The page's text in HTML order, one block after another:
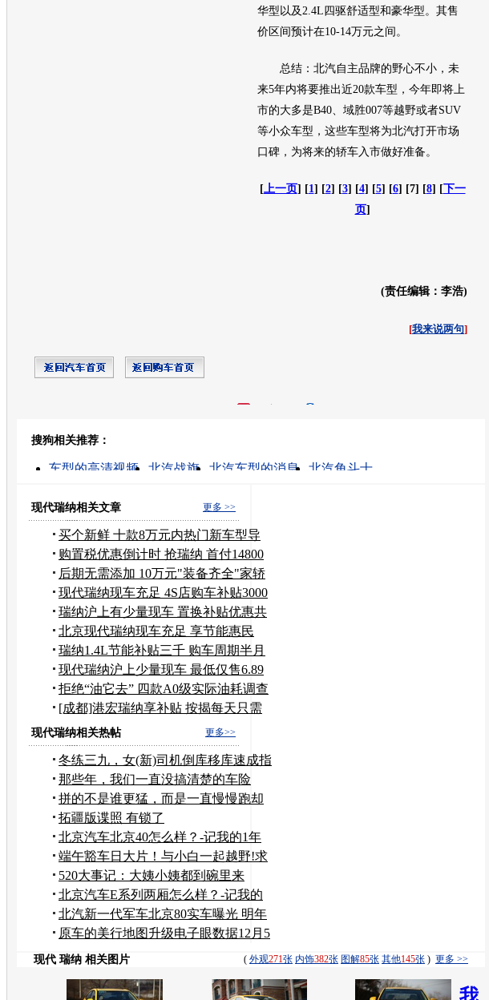
华型以及2.4L四驱舒适型和豪华型。其售
价区间预计在10-14万元之间。
总结：北汽自主品牌的野心不小，未
来5年内将要推出近20款车型，今年即将上
市的大多是B40 域胜007等越野或者SUV
等小众车型，这些车型将为北汽打开市场
口碑，为将来的轿车入市做好准备。
[上一页] [1 ] [2] [3] [4] [5] [6] [7] [8] [下一
页]
(责任编辑：李浩)
[我来说两句]
转发至： 白社会
搜狗相关推荐：
车型的高清视频 北汽战旗 北汽车型的消息
北汽角斗士
日产车型发展史
郑州日产车型
更多 >>
现代瑞纳相关文章
买个新鲜 十款8万元内热门新车型导
购
购置税优惠倒计时 抢瑞纳 首付14800
元
后期无需添加 10万元"装备齐全"家轿
推荐
现代瑞纳现车充足 4S店购车补贴3000
元
瑞纳沪上有少量现车 置换补贴优惠共
5千
北京现代瑞纳现车充足 享节能惠民
3000元
瑞纳1.4L节能补贴三千 购车周期半月
左右
现代瑞纳沪上少量现车 最低仅售6.89
万
拒绝“油它去” 四款A0级实际油耗调查
[成都]港宏瑞纳享补贴 按揭每天只需
40元
更多>>
现代瑞纳相关热帖
冬练三九，女(新)司机倒库移库速成指
南
那些年，我们一直没搞清楚的车险
拼的不是谁更猛，而是一直慢慢跑却
从不罢工！
拓疆版谍照 有锁了
北京汽车北京40怎么样？-记我的1年
用车感受
端午豁车日大片！与小白一起越野!求
加精！！
520大事记：大姨小姨都到碗里来
北京汽车E系列两厢怎么样？-记我的
北京汽车E系列两厢1年用车真实感受
北汽新一代军车北京80实车曝光 明年
上市
原车的美行地图升级电子眼数据12月5
日。
( 外观271张 内饰382张 图解85张 其他145张 ) 更多 >>
现代 瑞纳 相关图片
我